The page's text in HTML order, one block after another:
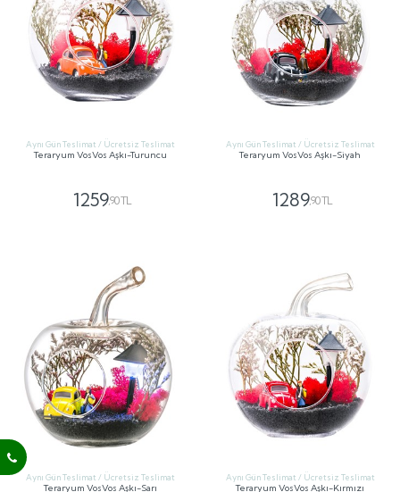
Aynı Gün Teslimat / Ücretsiz Teslimat
Teraryum VosVos Aşkı-Turuncu
1259,90 TL
Aynı Gün Teslimat / Ücretsiz Teslimat
Teraryum VosVos Aşkı-Siyah
1289,90 TL
Aynı Gün Teslimat / Ücretsiz Teslimat
Teraryum VosVos Aşkı-Sarı
Aynı Gün Teslimat / Ücretsiz Teslimat
Teraryum VosVos Aşkı-Kırmızı